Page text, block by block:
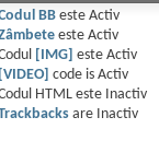
BBeste Activ
este Activ
[IMG] este Activ
[VIDEO]
code is Activ
HTML este
Inactiv
are
Inactiv